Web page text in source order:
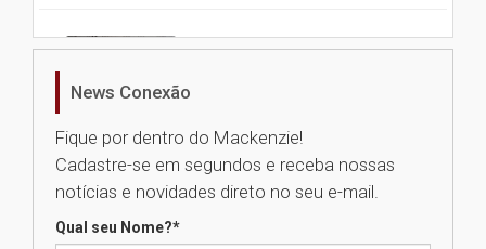
Nova apresentação do Centro
Universidade Mackenzie
realizará nova edição da Feira
News Conexão
Fique por dentro do Mackenzie!
Cadastre-se em segundos e receba nossas
notícias e novidades direto no seu e-mail.
Qual seu Nome?*